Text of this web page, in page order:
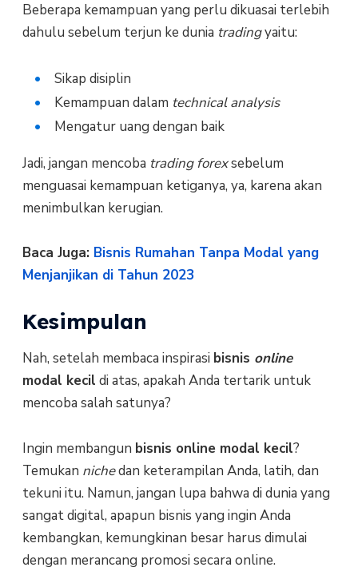
Beberapa kemampuan yang perlu dikuasai terlebih
dahulu sebelum terjun ke dunia tradingyaitu:
Sikap disiplin
Kemampuan dalam technical analysis
Mengatur uang dengan baik
Jadi, jangan mencoba trading forexsebelum
menguasai kemampuan ketiganya, ya, karena akan
menimbulkan kerugian.
Baca Juga: Bisnis Rumahan Tanpa Modal yang
Menjanjikan di Tahun 2023
Kesimpulan
Nah, setelah membaca inspirasi bisnis online
modal kecil di atas, apakah Anda tertarik untuk
mencoba salah satunya?
Ingin membangun bisnis online modal kecil?
Temukan nichedan keterampilan Anda, latih, dan
tekuni itu. Namun, jangan lupa bahwa di dunia yang
sangat digital, apapun bisnis yang ingin Anda
kembangkan, kemungkinan besar harus dimulai
dengan merancang promosi secara online.